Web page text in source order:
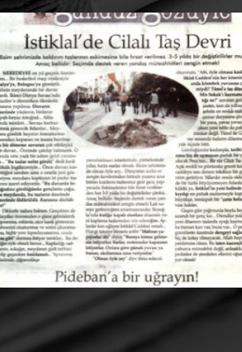
VATAN
GÜLÜMSE
Yiğiter Uluğ